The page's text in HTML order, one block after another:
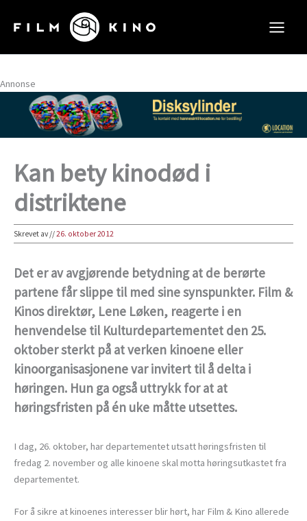
rett
innholdet
Annonse
Kan bety kinodød i
distriktene
Skrevet av//26. oktober 2012
Det er av avgjørende betydning at de berørte
partene får slippe til med sine synspunkter. Film &
Kinos direktør, Lene Løken, reagerte i en
henvendelse til Kulturdepartementet den 25.
oktober sterkt på at verken kinoene eller
kinoorganisasjonene var invitert til å delta i
høringen. Hun ga også uttrykk for at at
høringsfristen på én uke måtte utsettes.
I dag, 26. oktober, har departementet utsatt høringsfristen til
fredag 2. november og alle kinoene skal motta høringsutkastet fra
departementet.
For å sikre at kinoenes interesser blir hørt, har Film & Kino allerede